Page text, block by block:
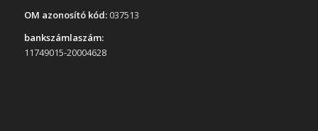
OM azonosító kód:037513
bankszámlaszám:
11749015-20004628